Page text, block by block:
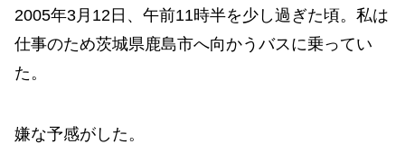
2005年3月12日、午前11時半を少し過ぎた頃。私は
仕事のため茨城県鹿島市へ向かうバスに乗ってい
た。
嫌な予感がした。